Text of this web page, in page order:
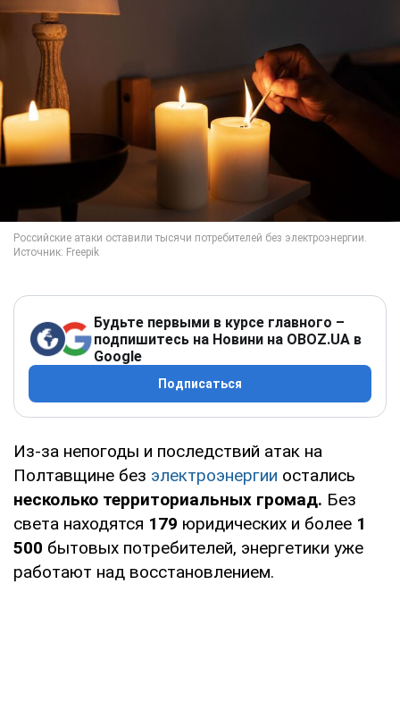
Будьте первыми в курсе главного –
подпишитесь на Новини на OBOZ.UA в
Google
Подписаться
Из-за непогоды и последствий атак на
Полтавщине без электроэнергии остались
несколько территориальных громад. Без
света находятся 179 юридических и более 1
500 бытовых потребителей, энергетики уже
работают над восстановлением.